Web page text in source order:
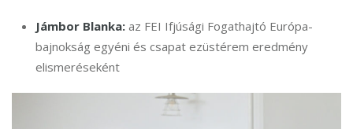
Jámbor Blanka: az FEI Ifjúsági Fogathajtó Európa-
bajnokság egyéni és csapat ezüstérem eredmény
elismeréseként